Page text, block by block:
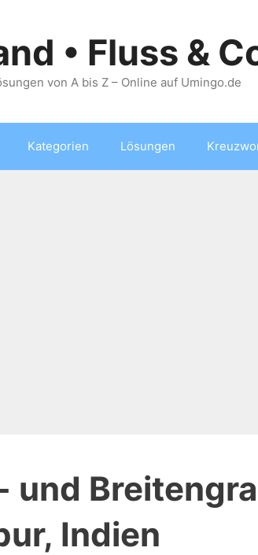
• Fluss &
von A bis Z – Online auf Umingo.de
Kategorien Lösungen
und
Indien